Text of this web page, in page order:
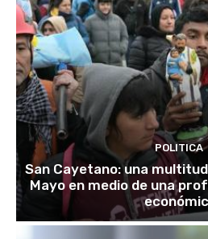
POLITICA
San Cayetano: una
Mayo en medio de una